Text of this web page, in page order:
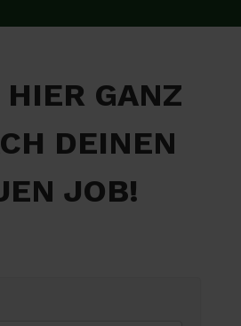
GANZ
DEINEN
JOB!